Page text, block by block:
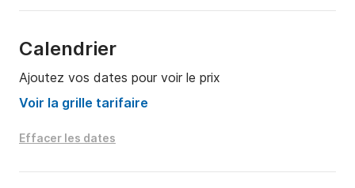
Calendrier
Ajoutez vos dates pour voir le prix
Voir la grille tarifaire
Effacer les dates